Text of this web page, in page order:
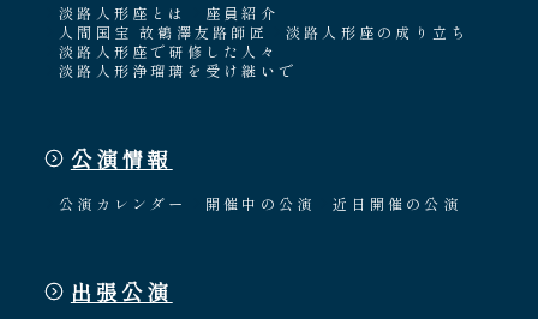
淡路人形座とは
座員紹介
人間国宝 故鶴澤友路師匠
淡路人形座の成り立ち
淡路人形座で研修した人々
淡路人形浄瑠璃を受け継いで
公演情報
公演カレンダー 開催中の公演 近日開催の公演
出張公演